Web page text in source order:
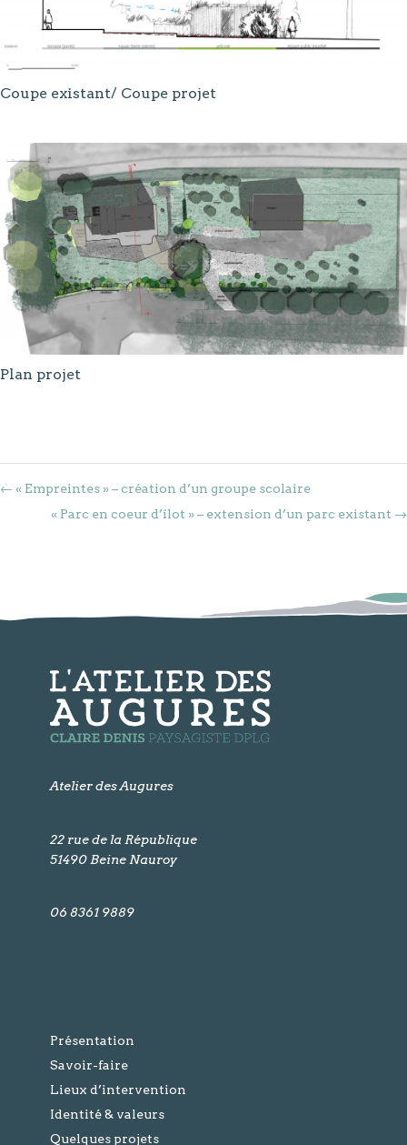
Coupe existant/ Coupe projet
Plan projet
← « Empreintes » – création d’un groupe scolaire
« Parc en coeur d’îlot » – extension d’un parc existant →
Atelier des Augures
22 rue de la République
51490 Beine Nauroy
06 8361 9889
Présentation
Savoir-faire
Lieux d’intervention
Identité & valeurs
Quelques projets